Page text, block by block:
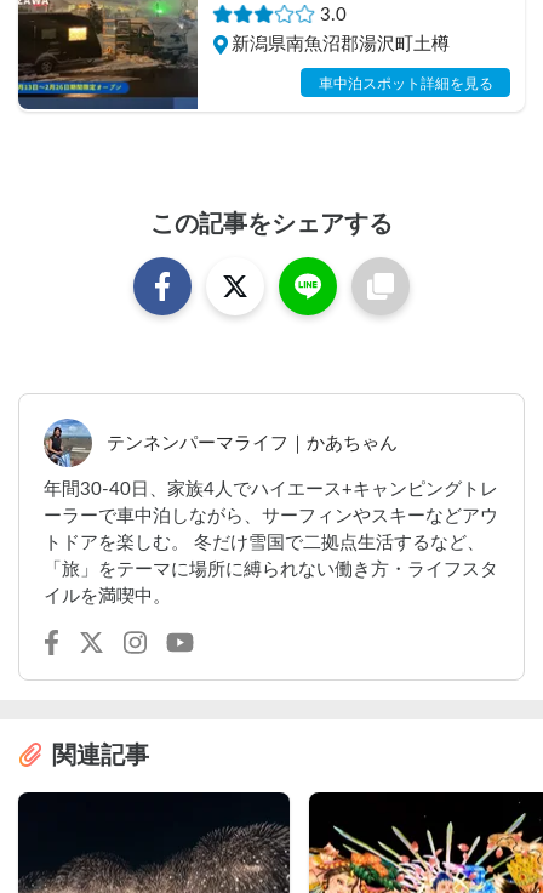
3.0
新潟県南魚沼郡湯沢町土樽
車中泊スポット詳細を見る
この記事をシェアする
テンネンパーマライフ｜かあちゃん
年間30-40日、家族4人でハイエース+キャンピングトレ
ーラーで車中泊しながら、サーフィンやスキーなどアウ
トドアを楽しむ。 冬だけ雪国で二拠点生活するなど、
「旅」をテーマに場所に縛られない働き方・ライフスタ
イルを満喫中。
関連記事